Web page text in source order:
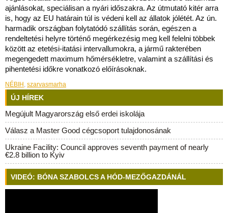
ajánlásokat, speciálisan a nyári időszakra. Az útmutató kitér arra
is, hogy az EU határain túl is védeni kell az állatok jólétét. Az ún.
harmadik országban folytatódó szállítás során, egészen a
rendeltetési helyre történő megérkezésig meg kell felelni többek
között az etetési-itatási intervallumokra, a jármű rakterében
megengedett maximum hőmérsékletre, valamint a szállítási és
pihentetési időkre vonatkozó előírásoknak.
NÉBIH , szarvasmarha
ÚJ HÍREK
Megújult Magyarország első erdei iskolája
Válasz a Master Good cégcsoport tulajdonosának
Ukraine Facility: Council approves seventh payment of nearly
€2.8 billion to Kyiv
VIDEÓ: BÓNA SZABOLCS A HÓD-MEZŐGAZDÁNÁL